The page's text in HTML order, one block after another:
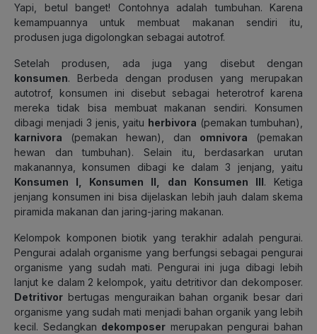
Yapi, betul banget! Contohnya adalah tumbuhan. Karena
kemampuannya untuk membuat makanan sendiri itu,
produsen juga digolongkan sebagai autotrof.
Setelah produsen, ada juga yang disebut dengan
konsumen. Berbeda dengan produsen yang merupakan
autotrof, konsumen ini disebut sebagai heterotrof karena
mereka tidak bisa membuat makanan sendiri. Konsumen
dibagi menjadi 3 jenis, yaitu herbivora (pemakan tumbuhan),
karnivora (pemakan hewan), dan omnivora (pemakan
hewan dan tumbuhan). Selain itu, berdasarkan urutan
makanannya, konsumen dibagi ke dalam 3 jenjang, yaitu
Konsumen I, Konsumen II, dan Konsumen III. Ketiga
jenjang konsumen ini bisa dijelaskan lebih jauh dalam skema
piramida makanan dan jaring-jaring makanan.
Kelompok komponen biotik yang terakhir adalah pengurai.
Pengurai adalah organisme yang berfungsi sebagai pengurai
organisme yang sudah mati. Pengurai ini juga dibagi lebih
lanjut ke dalam 2 kelompok, yaitu detritivor dan dekomposer.
Detritivor bertugas menguraikan bahan organik besar dari
organisme yang sudah mati menjadi bahan organik yang lebih
kecil. Sedangkan dekomposer merupakan pengurai bahan